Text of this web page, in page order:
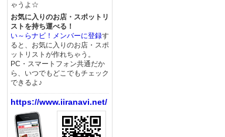
ゃうよ☆
お気に入りのお店・スポットリ
ストを持ち運べる！
い～らナビ！メンバーに登録す
ると、お気に入りのお店・スポ
ットリストが作れちゃう。
PC・スマートフォン共通だか
ら、いつでもどこでもチェック
できるよ♪
https://www.iiranavi.net/